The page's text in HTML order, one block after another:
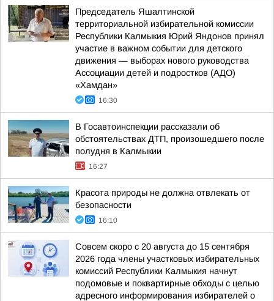
Председатель Яшалтинской
территориальной избирательной комиссии
Республики Калмыкия Юрий Яндонов принял
участие в важном событии для детского
движения — выборах нового руководства
Ассоциации детей и подростков (АДО)
«Хамдан»
16:30
В Госавтоинспекции рассказали об
обстоятельствах ДТП, произошедшего после
полудня в Калмыкии
16:27
Красота природы не должна отвлекать от
безопасности
16:10
Совсем скоро с 20 августа до 15 сентября
2026 года члены участковых избирательных
комиссий Республики Калмыкия начнут
подомовые и поквартирные обходы с целью
адресного информирования избирателей о